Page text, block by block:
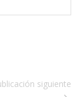
siguiente